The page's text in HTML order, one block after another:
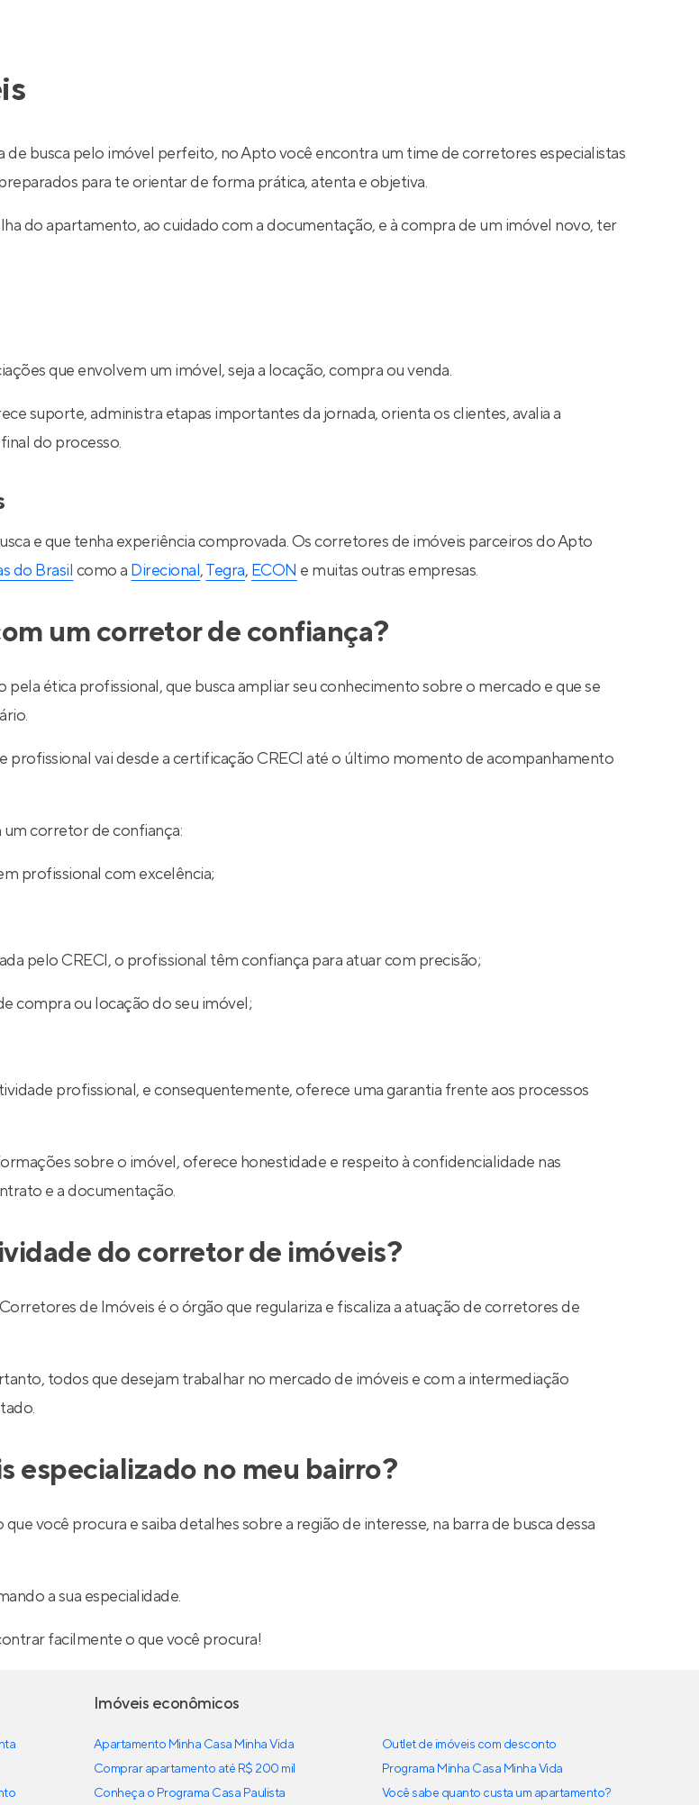
busca pelo imóvel perfeito, no Apto você encontra um time de corretores especialistas
para te orientar de forma prática, atenta e objetiva.
do apartamento, ao cuidado com a documentação, e à compra de um imóvel novo, ter
que envolvem um imóvel, seja a locação, compra ou venda.
suporte, administra etapas importantes da jornada, orienta os clientes, avalia a
do processo.
e que tenha experiência comprovada. Os corretores de imóveis parceiros do Apto
do Brasil como a Direcional,Tegra, ECON e muitas outras empresas.
um corretor de confiança?
ética profissional, que busca ampliar seu conhecimento sobre o mercado e que se
profissional vai desde a certificação CRECI até o último momento de acompanhamento
um corretor de confiança:
profissional com excelência;
pelo CRECI, o profissional têm confiança para atuar com precisão;
compra ou locação do seu imóvel;
profissional, e consequentemente, oferece uma garantia frente aos processos
sobre o imóvel, oferece honestidade e respeito à confidencialidade nas
e a documentação.
do corretor de imóveis?
de Imóveis é o órgão que regulariza e fiscaliza a atuação de corretores de
todos que desejam trabalhar no mercado de imóveis e com a intermediação
especializado no meu bairro?
você procura e saiba detalhes sobre a região de interesse, na barra de busca dessa
a sua especialidade.
facilmente o que você procura!
Imóveis econômicos
Apartamento Minha Casa Minha Vida
Comprar apartamento até R$ 200 mil
Conheça o Programa Casa Paulista
Outlet de imóveis com desconto
Programa Minha Casa Minha Vida
Você sabe quanto custa um apartamento?